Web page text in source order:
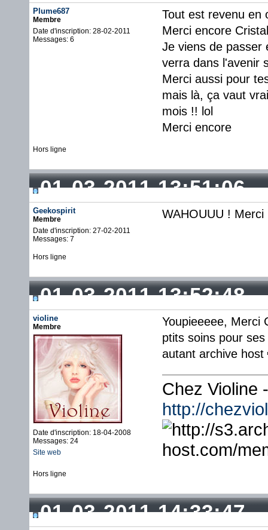
Plume687
Membre
Date d'inscription: 28-02-2011
Messages: 6
Tout est revenu en
Merci encore
Je viens de passer
verra dans l'avenir
Merci aussi pour
mais là, ça vaut
mois !! lol
Merci encore
Hors ligne
01-03-2011 13:51:06
Geekospirit
Membre
Date d'inscription: 27-02-2011
Messages: 7
WAHOUUU !
Hors ligne
01-03-2011 13:52:48
violine
Membre
Date d'inscription: 18-04-2008
Messages: 24
Site web
Youpieeeee, Merci
ptits soins pour
autant archive host
Chez Violine
http://
Hors ligne
01-03-2011 14:33:47